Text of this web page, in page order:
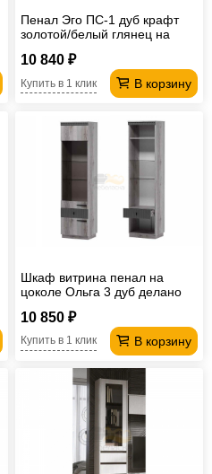
Пенал Эго ПС-1 дуб крафт
золотой/белый глянец на
10 840 ₽
В корзину
Купить в 1 клик
Шкаф витрина пенал на
цоколе Ольга 3 дуб делано
10 850 ₽
В корзину
Купить в 1 клик